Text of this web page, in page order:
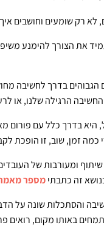
לא רק שומעים וחושבים
את הצורך להימנע
הגבוהים בדרך לחשיבה
הרגילה שלנו, או
היא בדרך כלל עם
כמה זמן, שוב, זו
ומעורבות של
זה כתבתימספר
והסתכלות שונה על
באותו מקום,